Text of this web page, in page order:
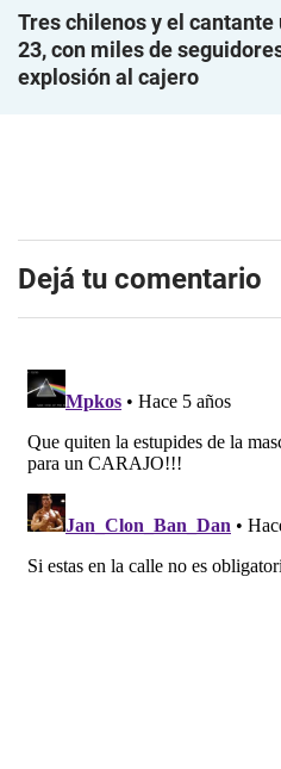
Tres chilenos y el cantante
23, con miles de
explosión al cajero
Dejá tu comentario